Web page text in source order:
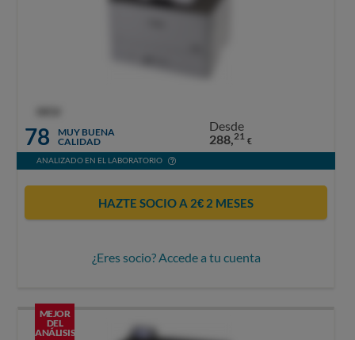
78
MUY BUENA
CALIDAD
Desde
288,21 €
ANALIZADO EN EL LABORATORIO
HAZTE SOCIO A 2€ 2 MESES
¿Eres socio? Accede a tu cuenta
MEJOR
DEL
ANÁLISIS